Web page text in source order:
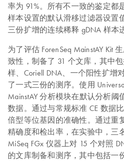
率为 91%。所有不一致的鉴定都
样本设置的默认滑移过滤器设置
三份扩增的连续稀释 gDNA 样本
为了评估 ForenSeq MainstAY Kit
致性，制备了 31 个文库，其中包
样、Coriell DNA、一个阳性扩增
了一式三份的测序。使用
MainstAY 分析模块在默认分析阈
数据。通过与常规标准 CE 数据
倍型等位基因的准确性。通过重
精确度和检出率，在实验中，三
MiSeq FGx 仪器上对 15 个对照
的文库制备和测序，其中包括一